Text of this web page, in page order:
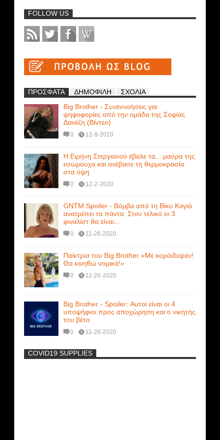
FOLLOW US
ΠΡΟΣΦΑΤΑ ΔΗΜΟΦΙΛΗ
ΣΧΟΛΙΑ
Big Brother - Συνεννοήσεις για
ψηφοφορίες από την ομάδα της Σοφίας
Δανέζη (Βίντεο)
0 12-8-2020
Η Ειρήνη Στεργιανού έβαλε τα... μαύρα της
εσώρουχα και ανέβασε τη θερμοκρασία
στα ύψη
0 12-2-2020
GNTM Spoiler - Βόμβα από τη Βίκυ Καγιά
ανατρέπει τα πάντα: Στον τελικό οι 3
φιναλίστ θα είναι...
0 11-26-2020
Παίκτρια του Big Brother «Με κορόιδεψαν!
Θα κινηθώ νομικά!»
0 11-26-2020
Big Brother - Spoiler: Αυτοί είναι οι 4
υποψήφιοι προς αποχώρηση και ο νικητής
του βέτο
0 11-26-2020
-
COVID19 SUPPLIES